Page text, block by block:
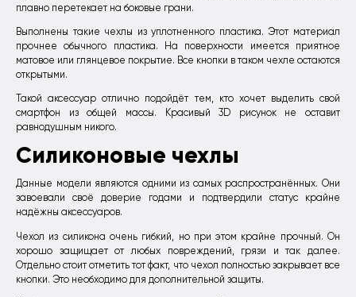
плавно перетекает на боковые грани.
Выполнены такие чехлы из уплотненного пластика. Этот материал
прочнее обычного пластика. На поверхности имеется приятное
матовое или глянцевое покрытие. Все кнопки в таком чехле остаются
открытыми.
Такой аксессуар отлично подойдёт тем, кто хочет выделить свой
смартфон из общей массы. Красивый 3D рисунок не оставит
равнодушным никого.
Силиконовые чехлы
Данные модели являются одними из самых распространённых. Они
завоевали своё доверие годами и подтвердили статус крайне
надёжны аксессуаров.
Чехол из силикона очень гибкий, но при этом крайне прочный. Он
хорошо защищает от любых повреждений, грязи и так далее.
Отдельно стоит отметить тот факт, что чехол полностью закрывает все
кнопки. Это необходимо для дополнительной защиты.